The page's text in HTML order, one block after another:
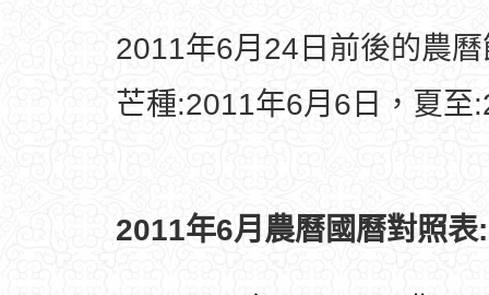
2011年6月24日前後的農
芒種:2011年6月6日，夏至
2011年6月農曆國曆對照表: